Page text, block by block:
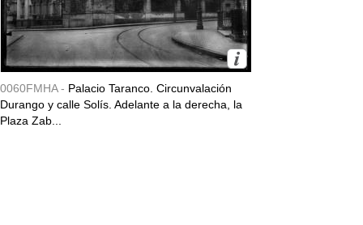
0060FMHA - Palacio Taranco. Circunvalación
Durango y calle Solís. Adelante a la derecha, la
Plaza Zab...